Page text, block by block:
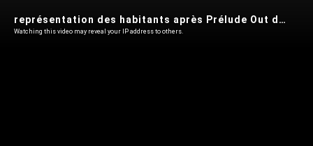
représentation des habitants après Prélude Out devant le Théâtre 71 (19 septembre 2025)
Watching this video may reveal your IP address to others.